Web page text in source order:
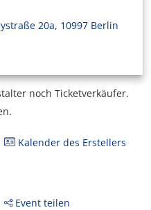
20a, 10997 Berlin
noch Ticketverkäufer.
Kalender des Erstellers
Event teilen